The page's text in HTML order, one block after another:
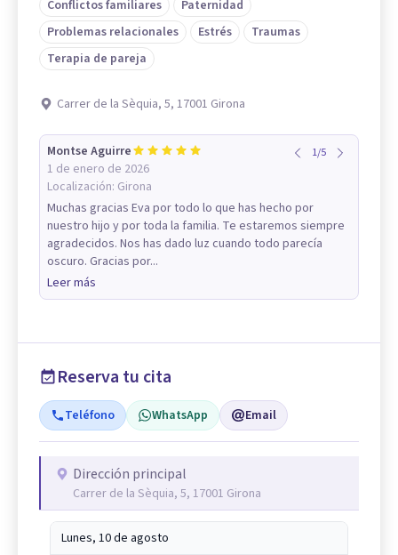
Conflictos familiares
Paternidad
Problemas relacionales
Estrés
Traumas
Terapia de pareja
Carrer de la Sèquia, 5, 17001 Girona
Montse Aguirre
1 de enero de 2026
Localización: Girona
1/5
Muchas gracias Eva por todo lo que has hecho por
nuestro hijo y por toda la familia. Te estaremos siempre
agradecidos. Nos has dado luz cuando todo parecía
oscuro. Gracias por...
Leer más
Reserva tu cita
Teléfono WhatsApp Email
Dirección principal
Carrer de la Sèquia, 5, 17001 Girona
Lunes, 10 de agosto